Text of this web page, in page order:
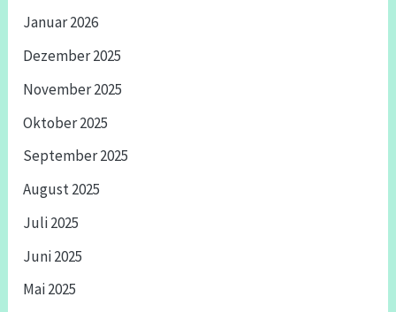
Januar 2026
Dezember 2025
November 2025
Oktober 2025
September 2025
August 2025
Juli 2025
Juni 2025
Mai 2025